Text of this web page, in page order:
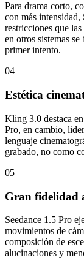
Para drama corto,
con más intensidad,
restricciones que
en otros sistemas
primer intento.
04
Estética
Kling 3.0 destaca
Pro, en cambio,
lenguaje
grabado, no como
05
Gran fidelidad
Seedance 1.5 Pro
movimientos de
composición de
alucinaciones y